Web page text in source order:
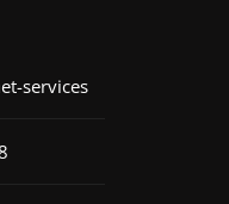
services